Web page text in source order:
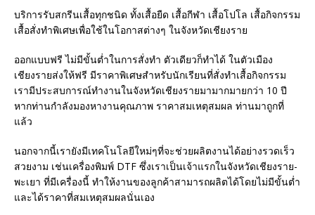
บริการรับสกรีนเสื้อทุกชนิด ทั้งเสื้อยืด เสื้อกีฬา เสื้อโปโล เสื้อกิจกรรม
เสื้อสั่งทำพิเศษเพื่อใช้ในโอกาสต่างๆ ในจังหวัดเชียงราย
ออกแบบฟรี ไม่มีขั้นต่ำในการสั่งทำ ตัวเดียวก็ทำได้ ในตัวเมือง
เชียงรายส่งให้ฟรี มีราคาพิเศษสำหรับนักเรียนที่สั่งทำเสื้อกิจกรรม
เรามีประสบการณ์ทำงานในจังหวัดเชียงรายมามากมายกว่า 10 ปี
หากท่านกำลังมองหางานคุณภาพ ราคาสมเหตุสมผล ท่านมาถูกที่
แล้ว
นอกจากนี้เรายังมีเทคโนโลยีใหม่ๆที่จะช่วยผลิตงานได้อย่างรวดเร็ว
สวยงาม เช่นเครื่องพิมพ์ DTF ซึ่งเราเป็นเจ้าแรกในจังหวัดเชียงราย-
พะเยา ที่มีเครื่องนี้ ทำให้งานของลูกค้าสามารถผลิตได้โดยไม่มีขั้นต่ำ
และได้ราคาที่สมเหตุสมผลนั่นเอง